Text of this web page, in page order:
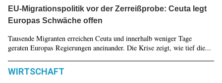
EU-Migrationspolitik vor der Zerreißprobe: Ceuta legt
Europas Schwäche offen
Tausende Migranten erreichen Ceuta und innerhalb weniger Tage
geraten Europas Regierungen aneinander. Die Krise zeigt, wie tief die...
WIRTSCHAFT